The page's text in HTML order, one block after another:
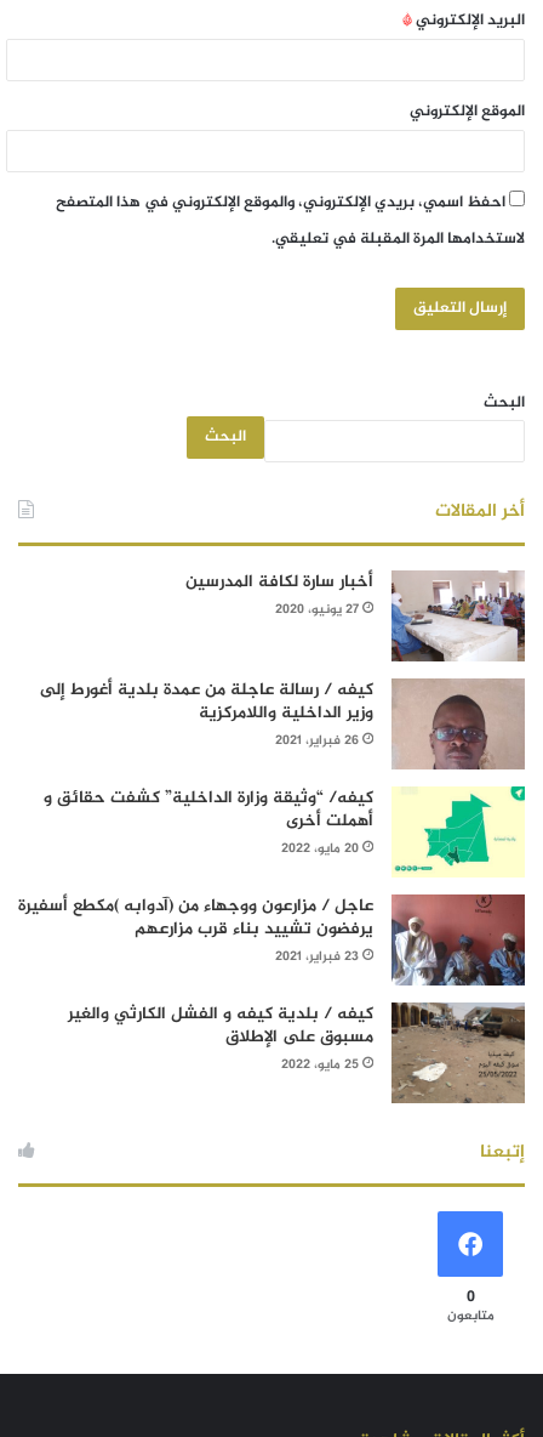
البريد الإلكتروني*
الموقع الإلكتروني
احفظ اسمي، بريدي الإلكتروني، والموقع الإلكتروني في هذا المتصفح
لاستخدامها المرة المقبلة في تعليقي.
البحث
البحث
أخر المقالات
أخبار سارة لكافة المدرسين
27 يونيو، 2020
كيفه / رسالة عاجلة من عمدة بلدية أغورط إلى
وزير الداخلية واللامركزية
26 فبراير، 2021
كيفه/ “وثيقة وزارة الداخلية” كشفت حقائق و
أهملت أخرى
20 مايو، 2022
عاجل / مزارعون ووجهاء من (آدوابه )مكطع أسفيرة
يرفضون تشييد بناء قرب مزارعهم
23 فبراير، 2021
كيفه / بلدية كيفه و الفشل الكارثي والغير
مسبوق على الإطلاق
25 مايو، 2022
إتبعنا
0
متابعون